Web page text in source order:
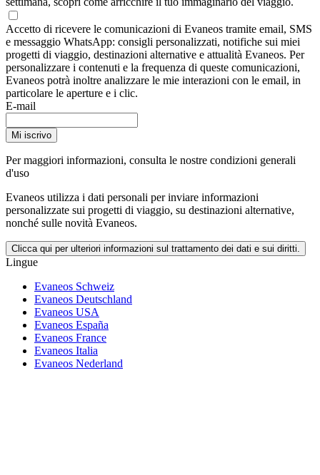
Accetto di ricevere le comunicazioni di Evaneos tramite email, SMS
e messaggio WhatsApp: consigli personalizzati, notifiche sui miei
progetti di viaggio, destinazioni alternative e attualità Evaneos. Per
personalizzare i contenuti e la frequenza di queste comunicazioni,
Evaneos potrà inoltre analizzare le mie interazioni con le email, in
particolare le aperture e i clic.
E-mail
Mi iscrivo
Per maggiori informazioni, consulta le nostre condizioni generali
d'uso
Evaneos utilizza i dati personali per inviare informazioni
personalizzate sui progetti di viaggio, su destinazioni alternative,
nonché sulle novità Evaneos.
Clicca qui per ulteriori informazioni sul trattamento dei dati e sui diritti.
Lingue
Evaneos Schweiz
Evaneos Deutschland
Evaneos USA
Evaneos España
Evaneos France
Evaneos Italia
Evaneos Nederland